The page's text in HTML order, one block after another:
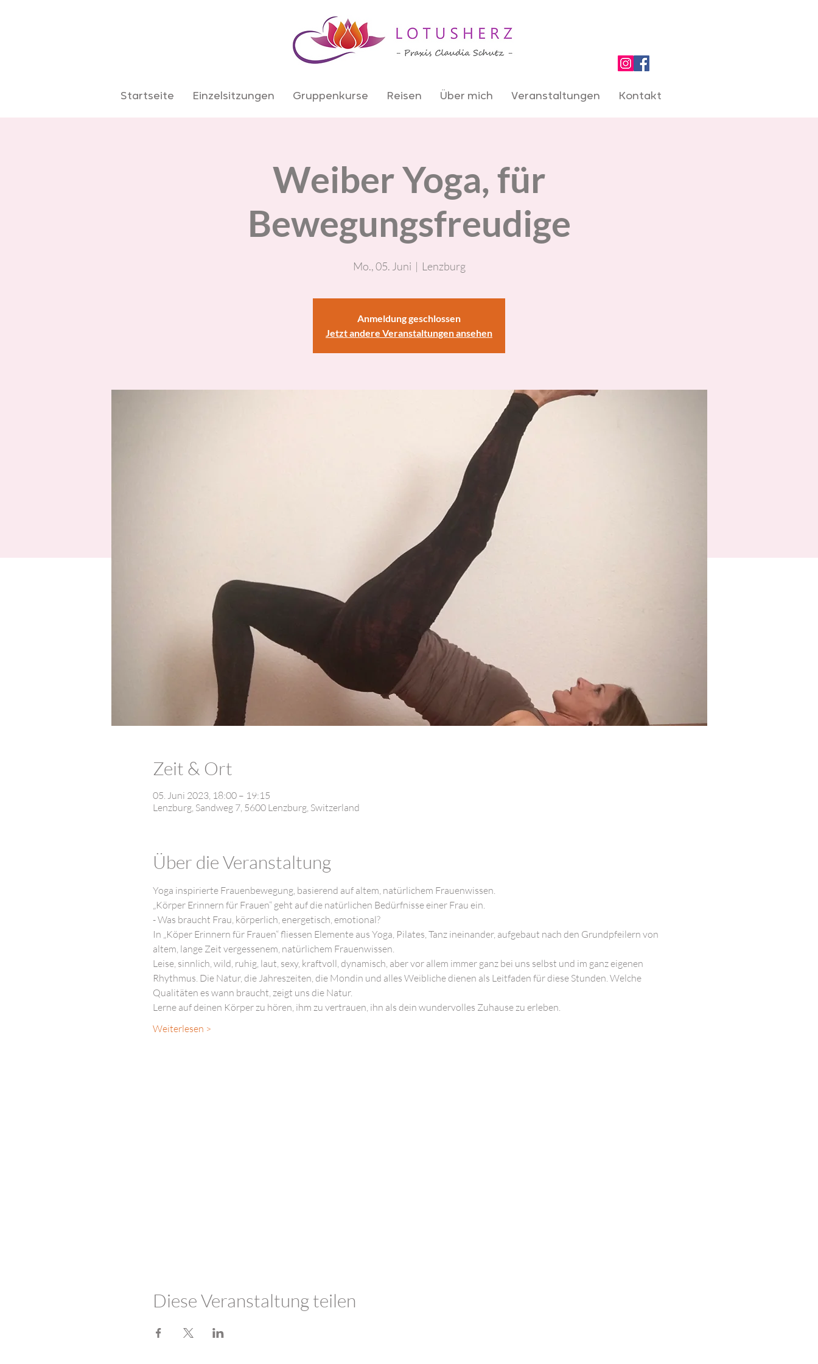
Startseite Einzelsitzungen Gruppenkurse Reisen Über mich Veranstaltungen Kontakt
Weiber Yoga, für
Bewegungsfreudige
Mo., 05. Juni
  |
Lenzburg
Anmeldung geschlossen
Jetzt andere Veranstaltungen ansehen
Zeit & Ort
05. Juni 2023, 18:00 – 19:15
Lenzburg, Sandweg 7, 5600 Lenzburg, Switzerland
Über die Veranstaltung
Yoga inspirierte Frauenbewegung, basierend auf altem, natürlichem Frauenwissen.
„Körper Erinnern für Frauen“ geht auf die natürlichen Bedürfnisse einer Frau ein.
- Was braucht Frau, körperlich, energetisch, emotional?
In „Köper Erinnern für Frauen“ fliessen Elemente aus Yoga, Pilates, Tanz ineinander, aufgebaut nach den Grundpfeilern von
altem, lange Zeit vergessenem, natürlichem Frauenwissen.
Leise, sinnlich, wild, ruhig, laut, sexy, kraftvoll, dynamisch, aber vor allem immer ganz bei uns selbst und im ganz eigenen
Rhythmus. Die Natur, die Jahreszeiten, die Mondin und alles Weibliche dienen als Leitfaden für diese Stunden. Welche
Qualitäten es wann braucht, zeigt uns die Natur.
Lerne auf deinen Körper zu hören, ihm zu vertrauen, ihn als dein wundervolles Zuhause zu erleben.
Weiterlesen >
Diese Veranstaltung teilen